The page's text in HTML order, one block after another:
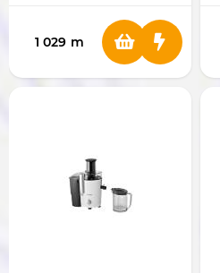
1 029 m